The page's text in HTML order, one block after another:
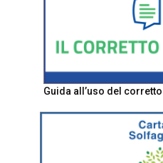
Guida all’uso del